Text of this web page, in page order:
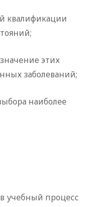
квалификации
этих
заболеваний;
наиболее
учебный процесс